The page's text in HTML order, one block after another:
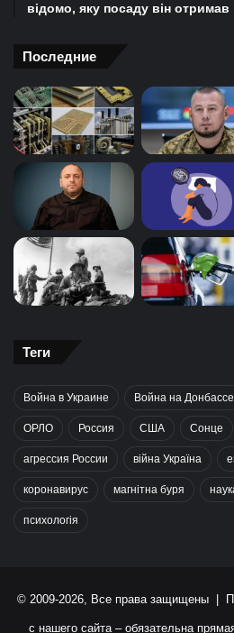
відомо, яку посаду він отримав
Последние
Теги
Война в Украине Война на Донбассе
ОРЛО Россия США Сонце
агрессия России війна Україна
коронавирус магнітна буря
психологія
© 2009-2026, Все права защищены |
с нашего сайта – обязательна